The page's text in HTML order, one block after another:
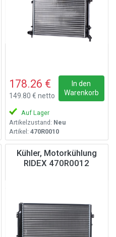
178.26 €
149.80 € netto
In den
Warenkorb
Auf Lager
Artikelzustand: Neu
Artikel: 470R0010
Kühler, Motorkühlung
RIDEX 470R0012